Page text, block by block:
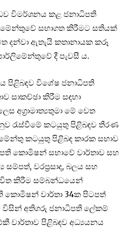
විමර්ශනය කළ ජනාධිපති
සභාගත කිරීමට සතියක්
දන්වා ඇතැයි කතානායක කරූ
දී පැවසී ය.
පිළිබඳව විශේෂ ජනාධිපති
සාකච්ඡා කිරීම සඳහා
අග්‍රාමාත්‍යතුමා මේ වෙත
රැස්වීමේ කටයුතු පිළිබඳව තීරණ
කටයුතු පිළිබඳ කාරක සභාව
කොමිෂන් සභාවේ වාර්තාව සහ
සම්පත්, වරප්‍රසාද, බලය සහ
කිරීම සම්බන්ධයෙන්
වාර්තා 34ක පිටපත්
විසින් අතිගරු ජනාධිපති ලේකම්
වාර්තාව පිළිබඳව අධ්‍යයනය